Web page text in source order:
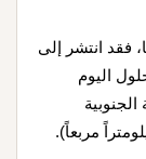
فقد انتشر إلى
مربعاً) بحلول اليوم